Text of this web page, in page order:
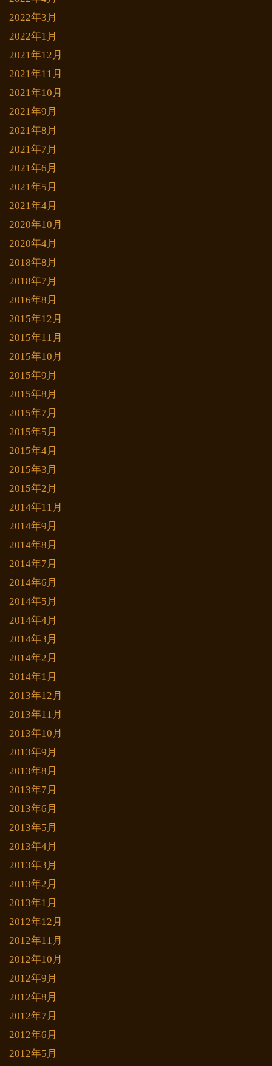
2022年3月
2022年1月
2021年12月
2021年11月
2021年10月
2021年9月
2021年8月
2021年7月
2021年6月
2021年5月
2021年4月
2020年10月
2020年4月
2018年8月
2018年7月
2016年8月
2015年12月
2015年11月
2015年10月
2015年9月
2015年8月
2015年7月
2015年5月
2015年4月
2015年3月
2015年2月
2014年11月
2014年9月
2014年8月
2014年7月
2014年6月
2014年5月
2014年4月
2014年3月
2014年2月
2014年1月
2013年12月
2013年11月
2013年10月
2013年9月
2013年8月
2013年7月
2013年6月
2013年5月
2013年4月
2013年3月
2013年2月
2013年1月
2012年12月
2012年11月
2012年10月
2012年9月
2012年8月
2012年7月
2012年6月
2012年5月